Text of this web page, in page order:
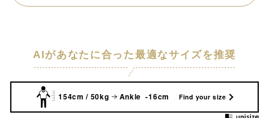
AIがあなたに合った最適なサイズを推奨
154cm / 50kg Ankle -16cm Find your size